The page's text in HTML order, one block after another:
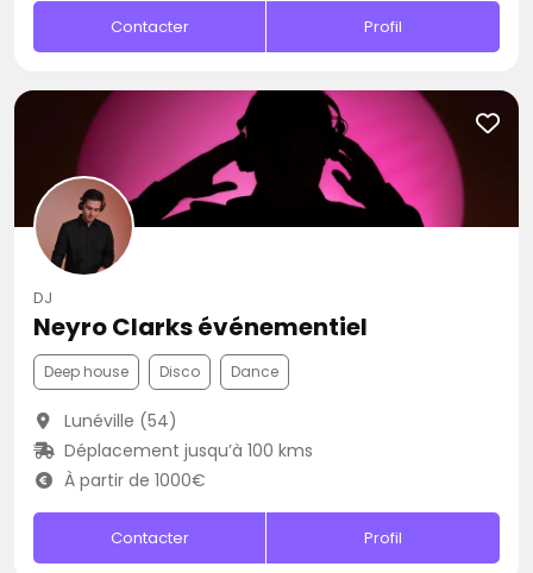
Contacter Profil
DJ
Neyro Clarks événementiel
Deep house Disco Dance
Lunéville (54)
Déplacement jusqu’à 100 kms
À partir de 1000€
Contacter Profil